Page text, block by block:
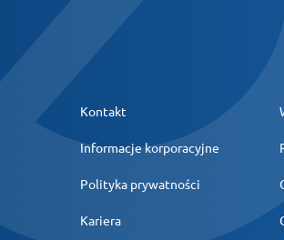
Kontakt
Informacje korporacyjne
Polityka prywatności
Kariera